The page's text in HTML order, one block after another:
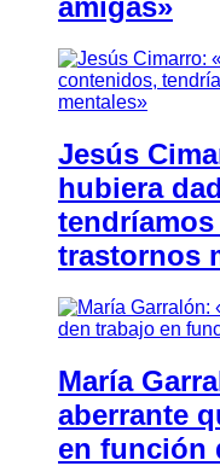
amigas»
Jesús
hubiera
trastornos
María
aberrante
en función